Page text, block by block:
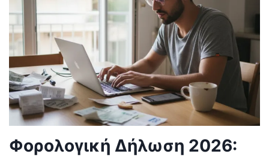
Φορολογική Δήλωση 2026: